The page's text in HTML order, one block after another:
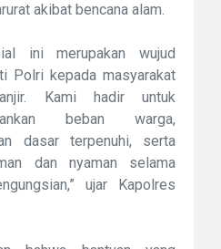
akibat bencana alam.
ini merupakan wujud
Polri kepada masyarakat
Kami hadir untuk
beban warga,
dasar terpenuhi, serta
dan nyaman selama
ujar Kapolres